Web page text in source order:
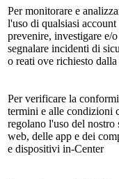
Per monitorare e
l'uso di qualsiasi account
prevenire, investigare e/o
segnalare incidenti di
o reati ove richiesto dalla
Per verificare la
termini e alle condizioni
regolano l'uso del nostro
web, delle app e dei
e dispositivi in-Center